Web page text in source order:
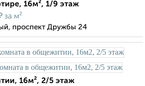
16м², 1/9 этаж
за м²
проспект Дружбы 24
16м², 2/5 этаж